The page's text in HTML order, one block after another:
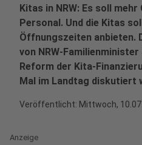
Kitas in NRW: Es soll mehr
Personal. Und die Kitas
Öffnungszeiten anbieten.
von NRW-
Reform der Kita-
Mal im Landtag diskutiert
Veröffentlicht: Mittwoch,
Anzeige